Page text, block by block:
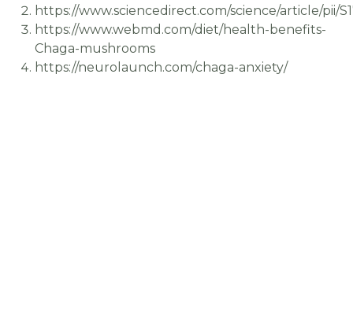
https://www.sciencedirect.com/science/article/pii/
https://www.webmd.com/diet/health-benefits-
Chaga-mushrooms
https://neurolaunch.com/chaga-anxiety/